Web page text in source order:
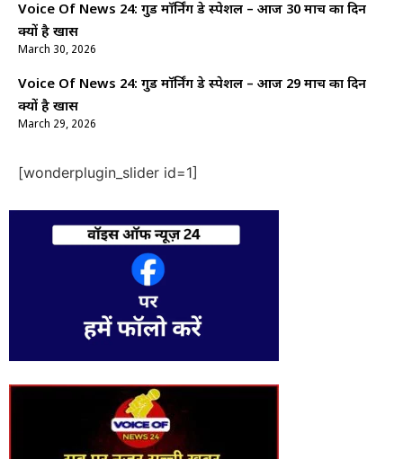
Voice Of News 24: गुड माॅर्निंग डे स्पेशल – आज 30 मार्च का दिन
क्यों है खास
March 30, 2026
Voice Of News 24: गुड माॅर्निंग डे स्पेशल – आज 29 मार्च का दिन
क्यों है खास
March 29, 2026
[wonderplugin_slider id=1]